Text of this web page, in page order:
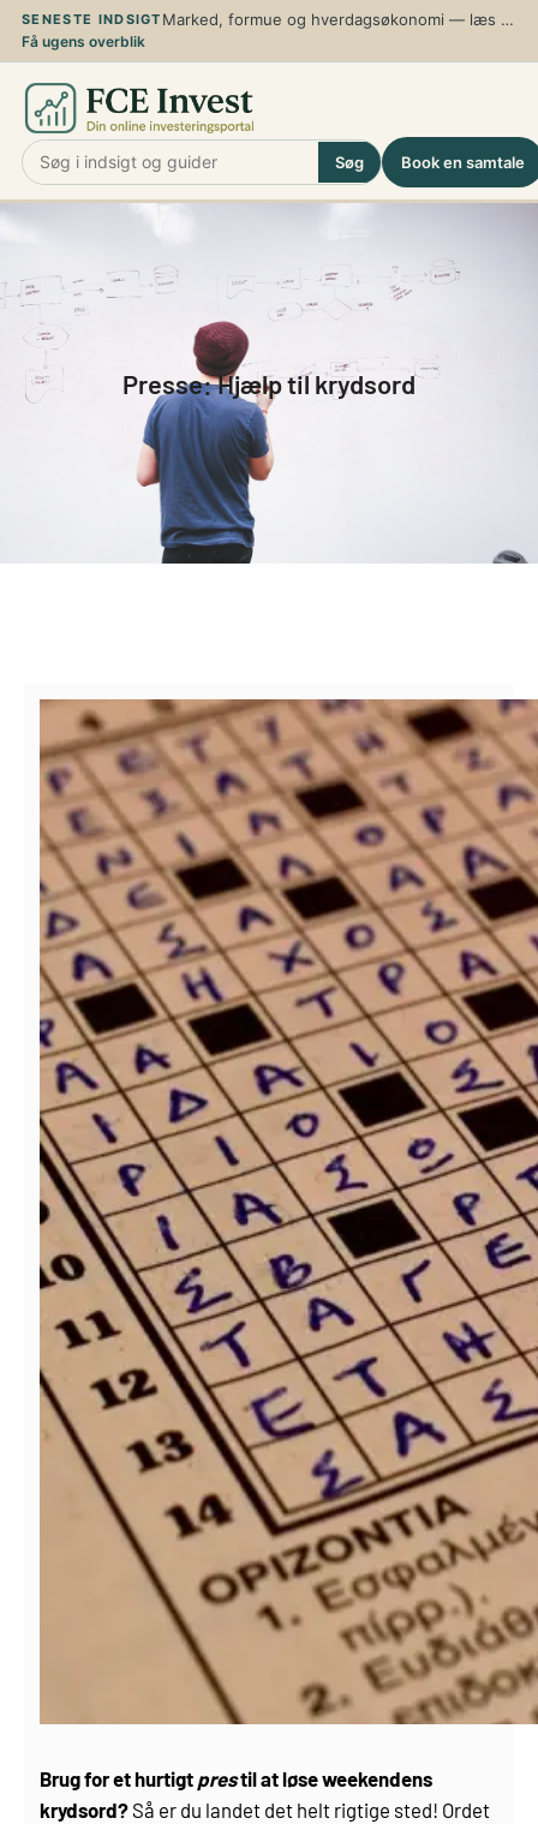
Spring
indhold
SENESTE INDSIGT Marked, formue og hverdagsøkonomi — læs de nyeste analyser, guider og perspektiver
Få ugens overblik
Søg Book en samtale
Presse: Hjælp til krydsord
Brug for et hurtigt prestil at løse weekendens
krydsord? Så er du landet det helt rigtige sted! Ordet